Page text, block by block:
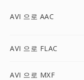
AVI 으로 AAC
AVI 으로 FLAC
AVI 으로 MXF